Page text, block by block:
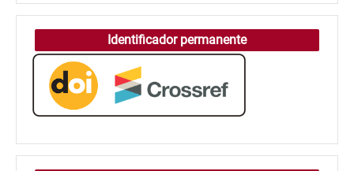
Identificador permanente